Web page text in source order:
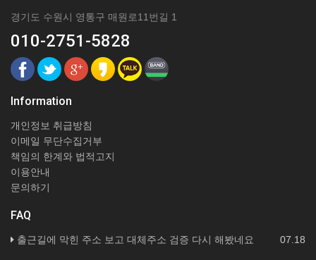
경기도 수원시 영통구 매원로11번길 1
010-2751-5828
Information
개인정보 취급방침
이메일 무단수집거부
책임의 한계와 법적고지
이용안내
문의하기
FAQ
07.18
출근길에 막힌 주소 보고 대체주소 검증 다시 해봤네요